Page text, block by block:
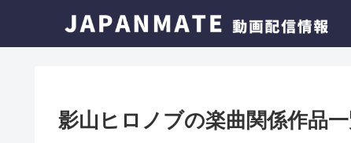
影山ヒロノブの楽曲関係作品